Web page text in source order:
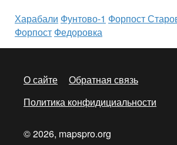
Харабали Фунтово-1 Форпост
Форпост Федоровка
О сайте
Обратная связь
Политика конфидициальности
© 2026, mapspro.org